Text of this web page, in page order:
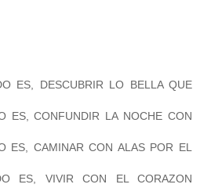
ES, DESCUBRIR LO BELLA QUE
ES, CONFUNDIR LA NOCHE CON
ES, CAMINAR CON ALAS POR EL
ES, VIVIR CON EL CORAZON